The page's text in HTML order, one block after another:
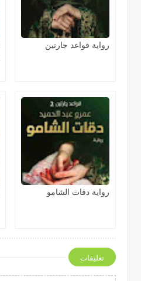
رواية قواعد جارتين
رواية دقات الشامو
تعليقات